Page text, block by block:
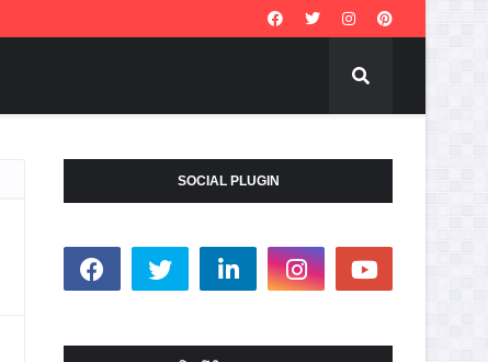
SOCIAL PLUGIN